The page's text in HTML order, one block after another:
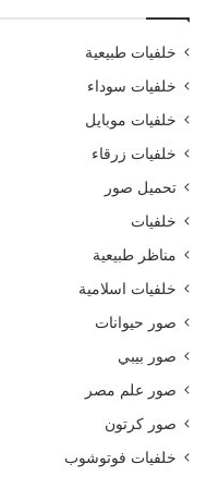
خلفيات طبيعية
خلفيات سوداء
خلفيات موبايل
خلفيات زرقاء
تحميل صور
خلفيات
مناظر طبيعية
خلفيات اسلامية
صور حيوانات
صور بيبي
صور علم مصر
صور كرتون
خلفيات فوتوشوب